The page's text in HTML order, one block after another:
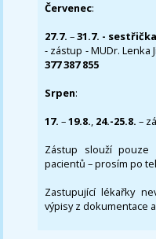
Červenec:
27.7.–31.7. -
- zástup - MUDr. Lenka
377 387 855
Srpen:
17. –19.8., 24.-25.8. –
Zástup slouží pouze
pacientů – prosím po
Zastupující lékařky
výpisy z dokumentace